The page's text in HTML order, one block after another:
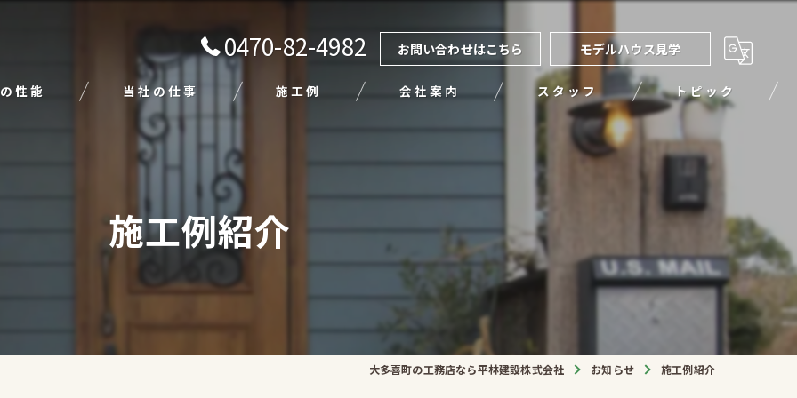
0470-82-4982 お問い合わせはこちら モデルハウス見学
性能 当社の仕事
注文住宅
エクステリア
施工例 会社案内 スタッフ トピック
施工例紹介
大多喜町の工務店なら平林建設株式会社 お知らせ 施工例紹介